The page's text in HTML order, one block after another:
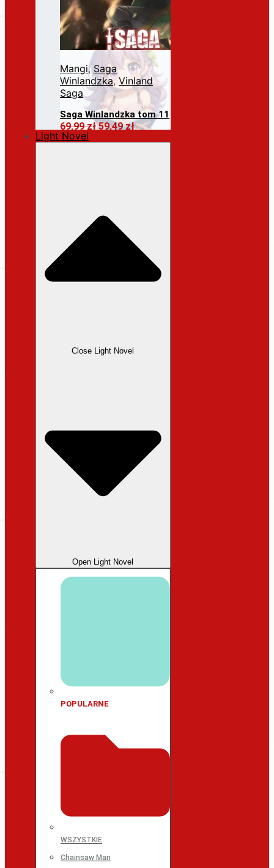
Mangi, Saga
Winlandzka, Vinland
Saga
Saga Winlandzka tom 11
69,99złPierwotna
59,49złAktualna
Dodaj do koszyka
Light Novel
Close Light Novel
Open Light Novel
POPULARNE
WSZYSTKIE
Chainsaw Man